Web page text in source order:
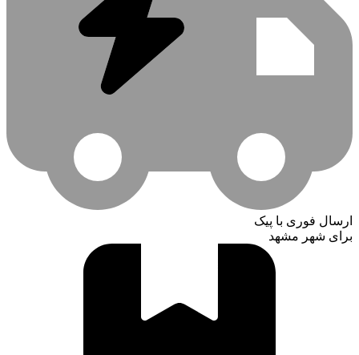
ارسال فوری با پیک
برای شهر مشهد